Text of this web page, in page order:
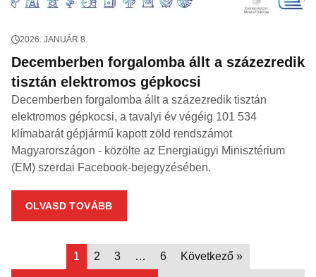
2026. JANUÁR 8.
Decemberben forgalomba állt a százezredik
tisztán elektromos gépkocsi
Decemberben forgalomba állt a százezredik tisztán
elektromos gépkocsi, a tavalyi év végéig 101 534
klímabarát gépjármű kapott zöld rendszámot
Magyarországon - közölte az Energiaügyi Minisztérium
(EM) szerdai Facebook-bejegyzésében.
OLVASD TOVÁBB
1 2 3 … 6 Következő »